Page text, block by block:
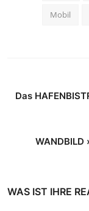
Mobil
Das
WAS IST IHRE